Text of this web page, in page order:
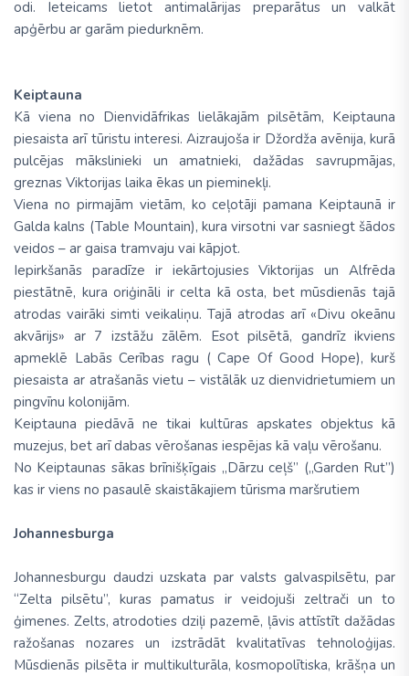
odi. Ieteicams lietot antimalārijas preparātus un valkāt
apģērbu ar garām piedurknēm.
Keiptauna
Kā viena no Dienvidāfrikas lielākajām pilsētām, Keiptauna
piesaista arī tūristu interesi. Aizraujoša ir Džordža avēnija, kurā
pulcējas mākslinieki un amatnieki, dažādas savrupmājas,
greznas Viktorijas laika ēkas un pieminekļi.
Viena no pirmajām vietām, ko ceļotāji pamana Keiptaunā ir
Galda kalns (Table Mountain), kura virsotni var sasniegt šādos
veidos – ar gaisa tramvaju vai kāpjot.
Iepirkšanās paradīze ir iekārtojusies Viktorijas un Alfrēda
piestātnē, kura oriģināli ir celta kā osta, bet mūsdienās tajā
atrodas vairāki simti veikaliņu. Tajā atrodas arī «Divu okeānu
akvārijs» ar 7 izstāžu zālēm. Esot pilsētā, gandrīz ikviens
apmeklē Labās Cerības ragu ( Cape Of Good Hope), kurš
piesaista ar atrašanās vietu – vistālāk uz dienvidrietumiem un
pingvīnu kolonijām.
Keiptauna piedāvā ne tikai kultūras apskates objektus kā
muzejus, bet arī dabas vērošanas iespējas kā vaļu vērošanu.
No Keiptaunas sākas brīnišķīgais „Dārzu ceļš” („Garden Rut”)
kas ir viens no pasaulē skaistākajiem tūrisma maršrutiem
Johannesburga
Johannesburgu daudzi uzskata par valsts galvaspilsētu, par
“Zelta pilsētu”, kuras pamatus ir veidojuši zeltrači un to
ģimenes. Zelts, atrodoties dziļi pazemē, ļāvis attīstīt dažādas
ražošanas nozares un izstrādāt kvalitatīvas tehnoloģijas.
Mūsdienās pilsēta ir multikulturāla, kosmopolītiska, krāšņa un